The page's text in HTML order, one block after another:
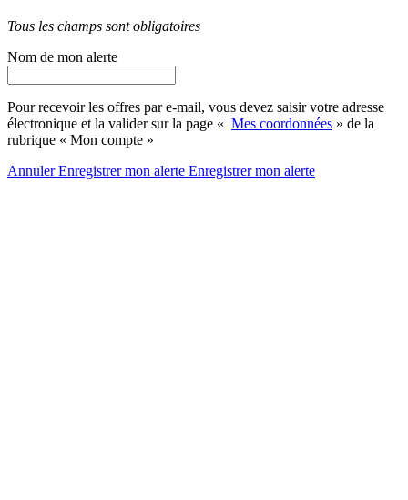
Tous les champs sont obligatoires
Nom de mon alerte
Pour recevoir les offres par e-mail, vous devez saisir votre adresse
électronique et la valider sur la page « Mes coordonnées » de la
rubrique « Mon compte »
AnnulerEnregistrer mon alerte Enregistrermon alerte